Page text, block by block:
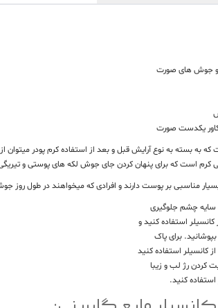
و جوش های صورت
کاور یکدست صورت
به بسته به نوع آرایش قبل و بعد از استفاده کرم پودر میتوان
کرم است که برای پنهان کردن جای جوش لکه های پوستی و
سایه چشم جلوگیری
استفاده کنید و
برای پاک
کانسیلر استفاده کنید
کردن رژ لب و زیبا
استفاده کنید.